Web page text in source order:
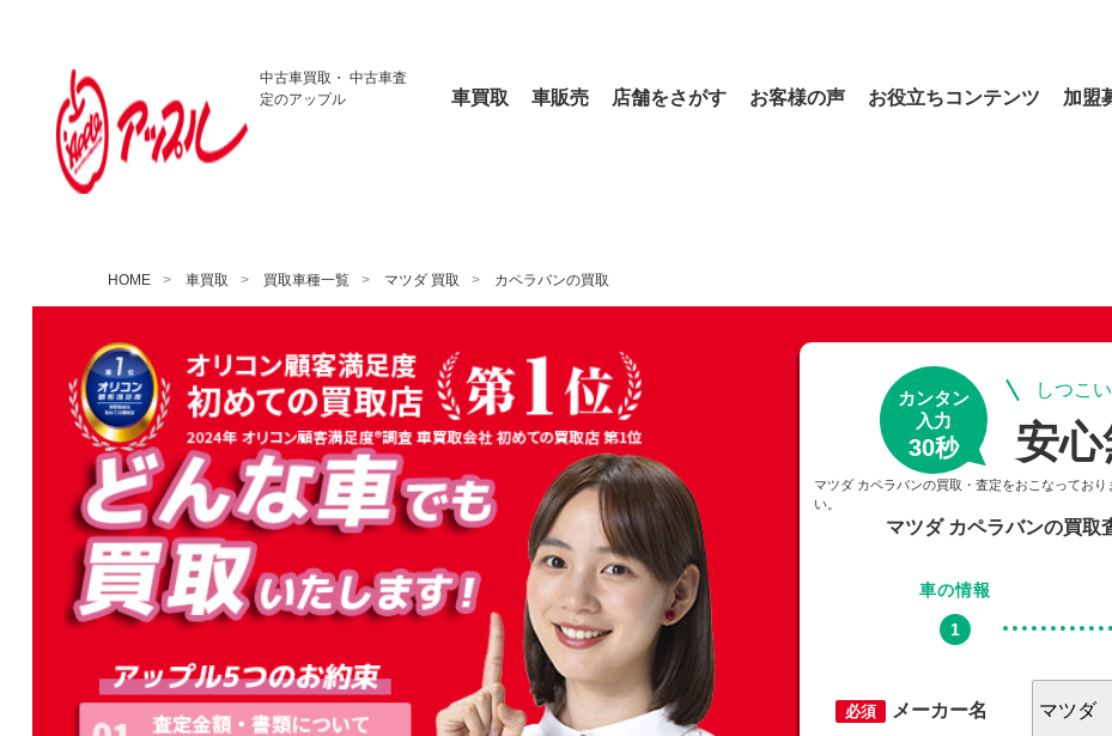
中古車買取・ 中古車査
定のアップル
車買取 車販売 店舗をさがす お客様の声 お役立ちコンテンツ 加盟
HOME 車買取 買取車種一覧 マツダ 買取 カペラバンの買取
カンタン
入力
30秒
しつこ
安
マツダ カペラバンの買取・査定をおこなってお
い。
マツダ カペラバンの買取
車の情報
必須 メーカー名